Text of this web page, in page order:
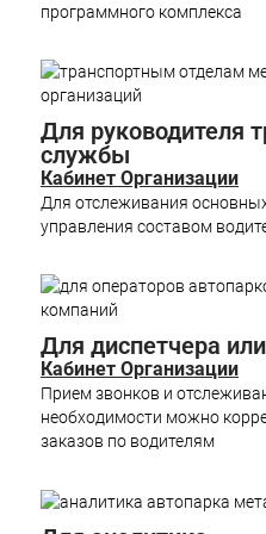
программного комплекса
Для руководителя
службы
Кабинет Организации
Для отслеживания
управления составом
Для диспетчера
Кабинет Организации
Прием звонков и
необходимости можно
заказов по водителям